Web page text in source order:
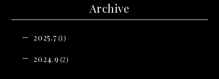
Archive
2025.7(1)
2024.9 (2)